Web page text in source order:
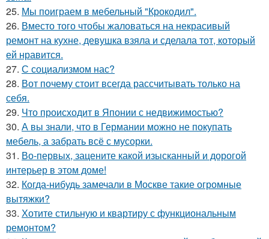
25. Мы поиграем в мебельный "Крокодил".
26. Вместо того чтобы жаловаться на некрасивый
ремонт на кухне, девушка взяла и сделала тот, который
ей нравится.
27. С социализмом нас?
28. Вот почему стоит всегда рассчитывать только на
себя.
29. Что происходит в Японии с недвижимостью?
30. А вы знали, что в Германии можно не покупать
мебель, а забрать всё с мусорки.
31. Во-первых, зацените какой изысканный и дорогой
интерьер в этом доме!
32. Когда-нибудь замечали в Москве такие огромные
вытяжки?
33. Хотите стильную и квартиру с функциональным
ремонтом?